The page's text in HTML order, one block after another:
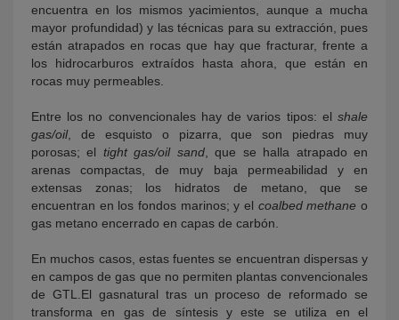
encuentra en los mismos yacimientos, aunque a mucha
mayor profundidad) y las técnicas para su extracción, pues
están atrapados en rocas que hay que fracturar, frente a
los hidrocarburos extraídos hasta ahora, que están en
rocas muy permeables.
Entre los no convencionales hay de varios tipos: el shale
gas/oil, de esquisto o pizarra, que son piedras muy
porosas; el tight gas/oil sand, que se halla atrapado en
arenas compactas, de muy baja permeabilidad y en
extensas zonas; los hidratos de metano, que se
encuentran en los fondos marinos; y el coalbed methane o
gas metano encerrado en capas de carbón.
En muchos casos, estas fuentes se encuentran dispersas y
en campos de gas que no permiten plantas convencionales
de GTL.El gasnatural tras un proceso de reformado se
transforma en gas de síntesis y este se utiliza en el